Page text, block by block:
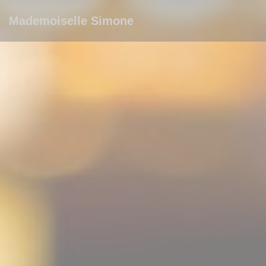
Mademoiselle Simone